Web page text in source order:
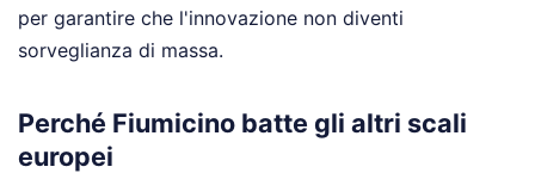
per garantire che l'innovazione non diventi
sorveglianza di massa.
Perché Fiumicino batte gli altri scali
europei